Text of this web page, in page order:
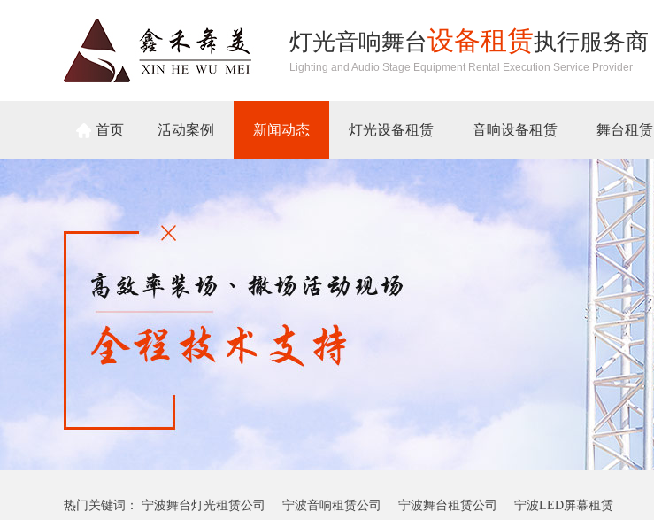
灯光音响舞台设备租赁执行服务商
Lighting and Audio Stage Equipment Rental Execution Service Provider
首页 活动案例 新闻动态 灯光设备租赁 音响设备租赁 舞台租赁
热门关键词： 宁波舞台灯光租赁公司 宁波音响租赁公司 宁波舞台租赁公司 宁波LED屏幕租赁